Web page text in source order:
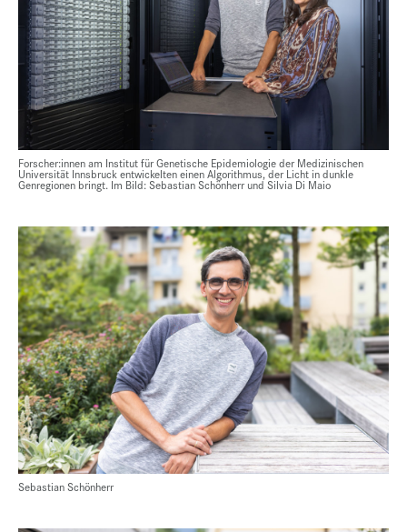
Forscher:innen am Institut für Genetische Epidemiologie der Medizinischen
Universität Innsbruck entwickelten einen Algorithmus, der Licht in dunkle
Genregionen bringt. Im Bild: Sebastian Schönherr und Silvia Di Maio
Sebastian Schönherr